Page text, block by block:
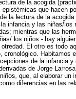
de la acogida
que hacen
la lectura de la
infancia y las niñas/los
mientras que las
los niños - hay
El otro es todo
cronológico. Habitamos
de la infancia y
de Jorge
que, al elaborar un
diferencias en las